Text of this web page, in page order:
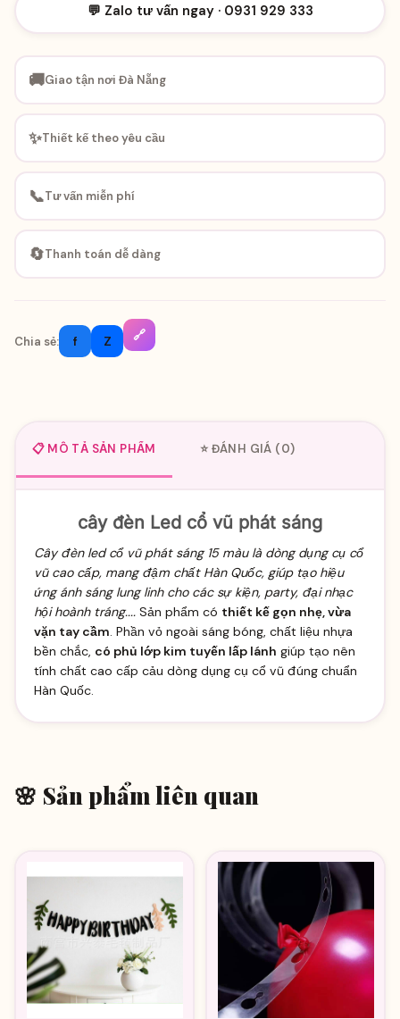
💬 Zalo tư vấn ngay · 0931 929 333
🚚Giao tận nơi Đà Nẵng
✨Thiết kế theo yêu cầu
📞Tư vấn miễn phí
🔄Thanh toán dễ dàng
Chia sẻ: f Z 🔗
📋 MÔ TẢ SẢN PHẨM ⭐ ĐÁNH GIÁ (0)
cây đèn Led cổ vũ phát sáng
Cây đèn led cổ vũ phát sáng 15 màu là dòng dụng cụ cổ
vũ cao cấp, mang đậm chất Hàn Quốc, giúp tạo hiệu
ứng ánh sáng lung linh cho các sự kiện, party, đại nhạc
hội hoành tráng....Sản phẩm có thiết kế gọn nhẹ, vừa
vặn tay cầm. Phần vỏ ngoài sáng bóng, chất liệu nhựa
bền chắc, có phủ lớp kim tuyến lấp lánh giúp tạo nên
tính chất cao cấp cảu dòng dụng cụ cổ vũ đúng chuẩn
Hàn Quốc.
🌸 Sản phẩm liên quan